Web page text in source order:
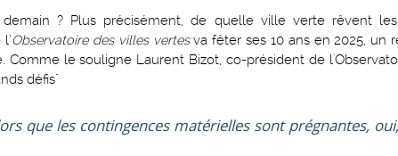
? Plus précisément, de quelle ville verte rêvent
Observatoire des villes vertesva fêter ses 10 ans en 2025, un
Comme le souligne Laurent Bizot, co-président de
défis"
que les contingences matérielles sont prégnantes,